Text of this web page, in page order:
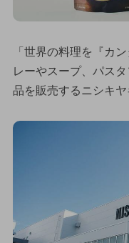
「世界の料理を『カ
レーやスープ、パス
品を販売するニシキヤ